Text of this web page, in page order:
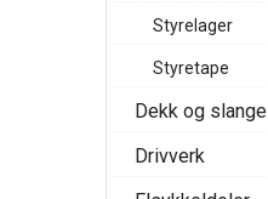
Styrelager
Styretape
Dekk og slange
Drivverk